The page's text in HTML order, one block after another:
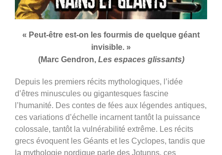
« Peut-être est-on les fourmis de quelque géant
invisible. »
(Marc Gendron, Les espaces glissants)
Depuis les premiers récits mythologiques, l’idée
d’êtres minuscules ou gigantesques fascine
l’humanité. Des contes de fées aux légendes antiques,
ces variations d’échelle incarnent tantôt la puissance
colossale, tantôt la vulnérabilité extrême. Les récits
grecs évoquent les Géants et les Cyclopes, tandis que
la mythologie nordique parle des Jotunns, ces